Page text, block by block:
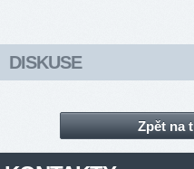
DISKUSE
Zpět na